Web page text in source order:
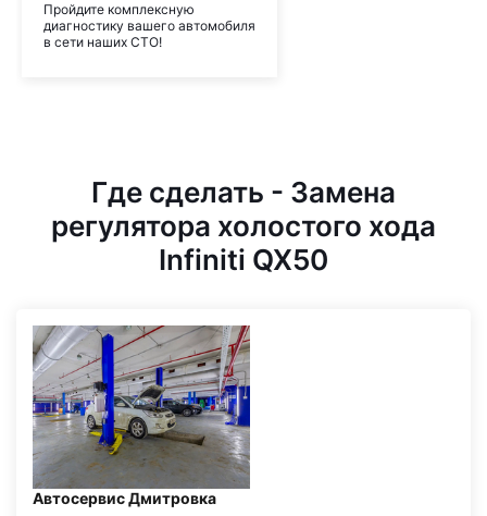
Пройдите комплексную
диагностику вашего автомобиля
в сети наших СТО!
Где сделать - Замена
регулятора холостого хода
Infiniti QX50
Автосервис Дмитровка